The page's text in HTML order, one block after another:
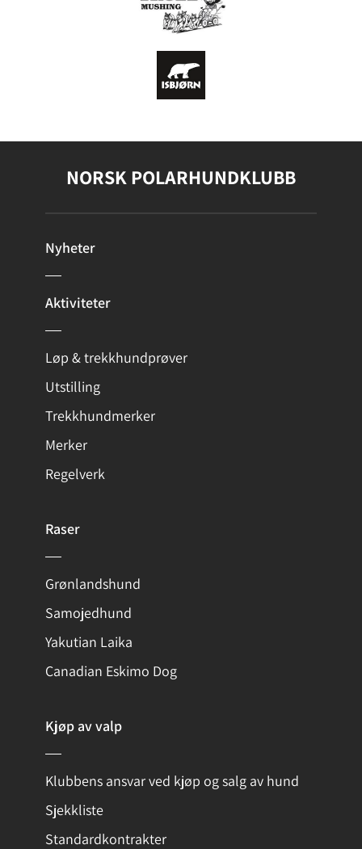
NORSK POLARHUNDKLUBB
Nyheter
Aktiviteter
Løp & trekkhundprøver
Utstilling
Trekkhundmerker
Merker
Regelverk
Raser
Grønlandshund
Samojedhund
Yakutian Laika
Canadian Eskimo Dog
Kjøp av valp
Klubbens ansvar ved kjøp og salg av hund
Sjekkliste
Standardkontrakter